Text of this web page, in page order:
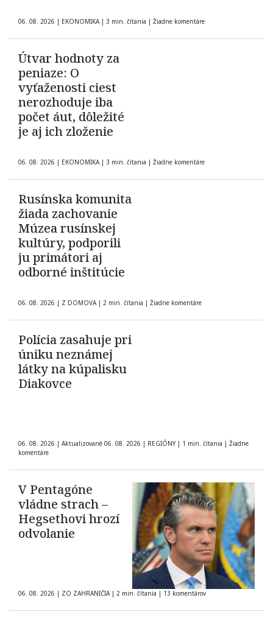
06. 08. 2026 | EKONOMIKA | 3 min. čítania | Žiadne komentáre
Útvar hodnoty za
peniaze: O
vyťaženosti ciest
nerozhoduje iba
počet áut, dôležité
je aj ich zloženie
06. 08. 2026 | EKONOMIKA | 3 min. čítania | Žiadne komentáre
Rusínska komunita
žiada zachovanie
Múzea rusínskej
kultúry, podporili
ju primátori aj
odborné inštitúcie
06. 08. 2026 | Z DOMOVA | 2 min. čítania | Žiadne komentáre
Polícia zasahuje pri
úniku neznámej
látky na kúpalisku
Diakovce
06. 08. 2026 | Aktualizované 06. 08. 2026 | REGIÓNY | 1 min. čítania | Žiadne
komentáre
V Pentagóne
vládne strach –
Hegsethovi hrozí
odvolanie
06. 08. 2026 | ZO ZAHRANIČIA | 2 min. čítania | 13 komentárov